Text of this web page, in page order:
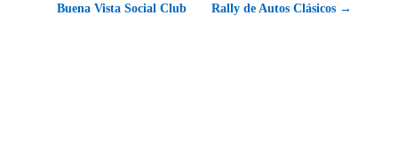
Buena Vista Social Club
Rally de Autos Clásicos →